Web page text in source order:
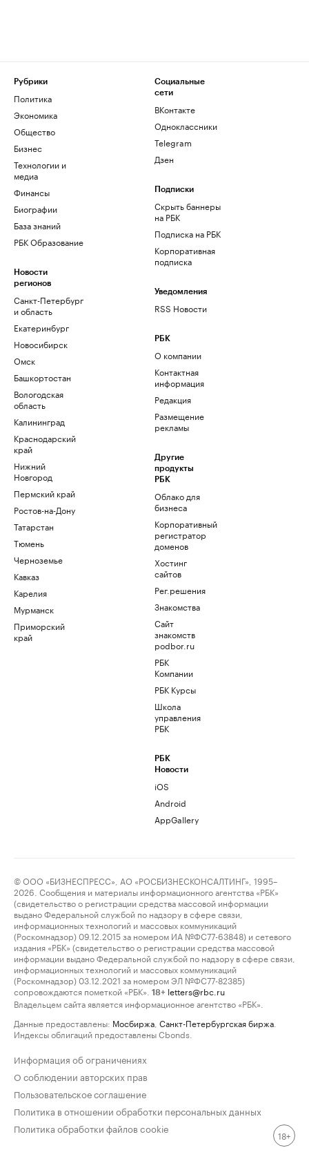
Рубрики
Политика
Экономика
Общество
Бизнес
Технологии и
медиа
Финансы
Биографии
База знаний
РБК Образование
Новости
регионов
Санкт-Петербург
и область
Екатеринбург
Новосибирск
Омск
Башкортостан
Вологодская
область
Калининград
Краснодарский
край
Нижний
Новгород
Пермский край
Ростов-на-Дону
Татарстан
Тюмень
Черноземье
Кавказ
Карелия
Мурманск
Приморский
край
Социальные
сети
ВКонтакте
Одноклассники
Telegram
Дзен
Подписки
Скрыть баннеры
на РБК
Подписка на РБК
Корпоративная
подписка
Уведомления
RSS Новости
РБК
О компании
Контактная
информация
Редакция
Размещение
рекламы
Другие
продукты
РБК
Облако для
бизнеса
Корпоративный
регистратор
доменов
Хостинг
сайтов
Рег.решения
Знакомства
Сайт
знакомств
podbor.ru
РБК
Компании
РБК Курсы
Школа
управления
РБК
РБК
Новости
iOS
Android
AppGallery
© ООО «БИЗНЕСПРЕСС», АО «РОСБИЗНЕСКОНСАЛТИНГ», 1995–
2026. Сообщения и материалы информационного агентства «РБК»
(свидетельство о регистрации средства массовой информации
выдано Федеральной службой по надзору в сфере связи,
информационных технологий и массовых коммуникаций
(Роскомнадзор) 09.12.2015 за номером ИА №ФС77-63848) и сетевого
издания «РБК» (свидетельство о регистрации средства массовой
информации выдано Федеральной службой по надзору в сфере связи,
информационных технологий и массовых коммуникаций
(Роскомнадзор) 03.12.2021 за номером ЭЛ №ФС77-82385)
сопровождаются пометкой «РБК».
18+ letters@rbc.ru
Владельцем сайта является информационное агентство «РБК».
Данные предоставлены: Мосбиржа Санкт-Петербургская биржа
Индексы облигаций предоставлены Cbonds.
Информация об ограничениях
О соблюдении авторских прав
Пользовательское соглашение
Политика в отношении обработки персональных данных
Политика обработки файлов cookie
18+